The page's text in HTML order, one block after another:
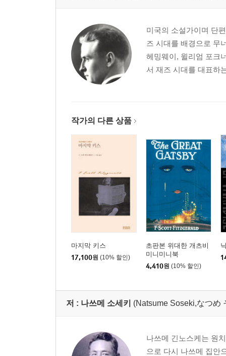
미국의 소설가이며 단
즈 시대를 배경으로 무
헤밍웨이, 윌리엄 포크
서 재즈 시대를 대표하
작가의 다른 상품
마지막 키스
17,100원 (10% 할인)
초판본 위대한 개츠비
미니미니북
4,410원 (10% 할인)
저 : 나쓰메 소세키 (Natsume Soseki,なつめ
나쓰메 긴노스케는 원
으로 다시 나쓰메 집안